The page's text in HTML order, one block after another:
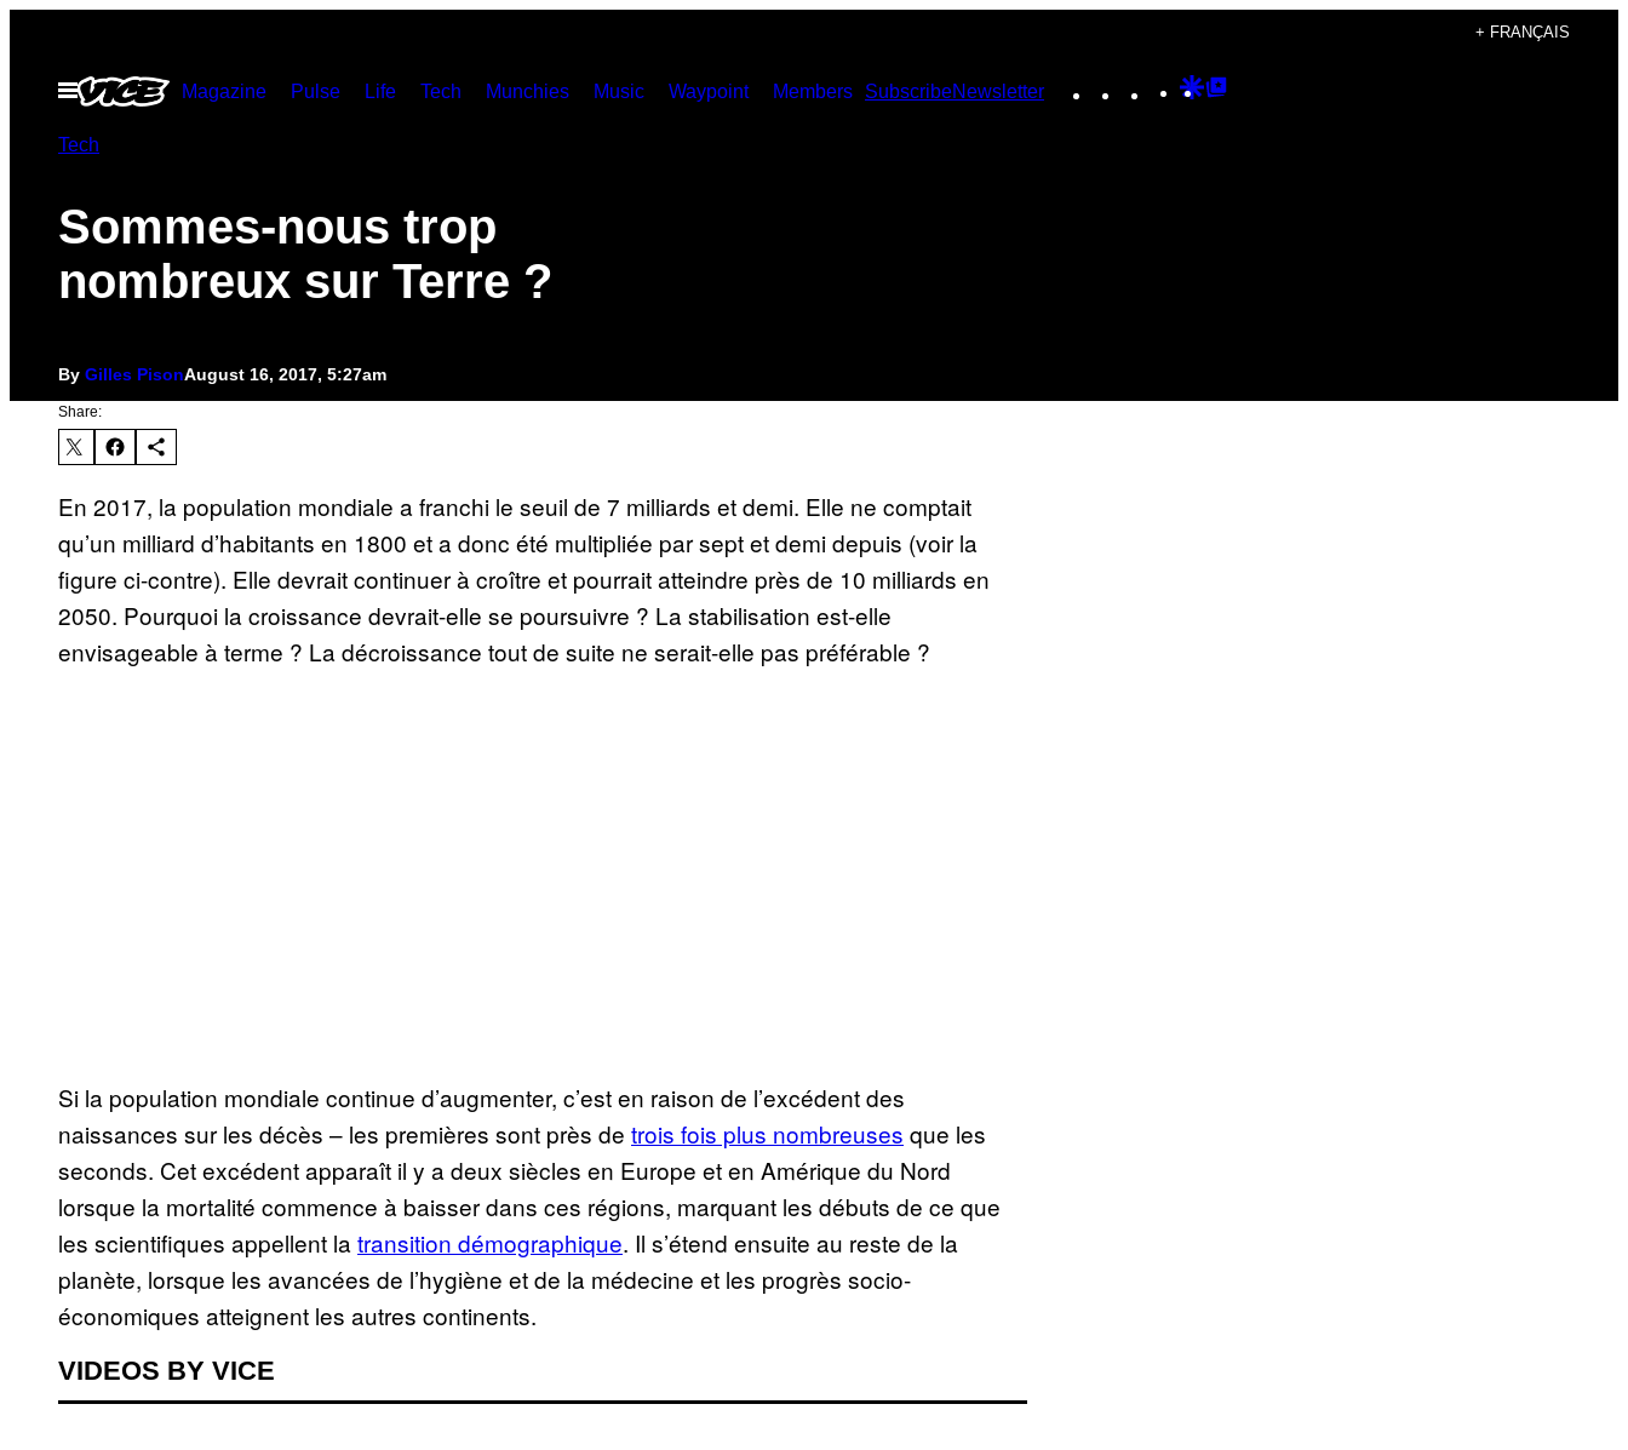
content
+ FRANÇAIS
Open
Menu
Magazine Pulse Life Tech Munchies Music Waypoint Members SubscribeNewsletter Instagram
TikTokYouTube
Google
Tech
Sommes-nous trop
nombreux sur Terre ?
By Gilles PisonAugust 16, 2017, 5:27am
Share:
En 2017, la population mondiale a franchi le seuil de 7 milliards et demi. Elle ne comptait
qu’un milliard d’habitants en 1800 et a donc été multipliée par sept et demi depuis (voir la
figure ci-contre). Elle devrait continuer à croître et pourrait atteindre près de 10 milliards en
2050. Pourquoi la croissance devrait-elle se poursuivre ? La stabilisation est-elle
envisageable à terme ? La décroissance tout de suite ne serait-elle pas préférable ?
Si la population mondiale continue d’augmenter, c’est en raison de l’excédent des
naissances sur les décès – les premières sont près de trois fois plus nombreuses que les
seconds. Cet excédent apparaît il y a deux siècles en Europe et en Amérique du Nord
lorsque la mortalité commence à baisser dans ces régions, marquant les débuts de ce que
les scientifiques appellent la transition démographique. Il s’étend ensuite au reste de la
planète, lorsque les avancées de l’hygiène et de la médecine et les progrès socio-
économiques atteignent les autres continents.
VIDEOS BY VICE